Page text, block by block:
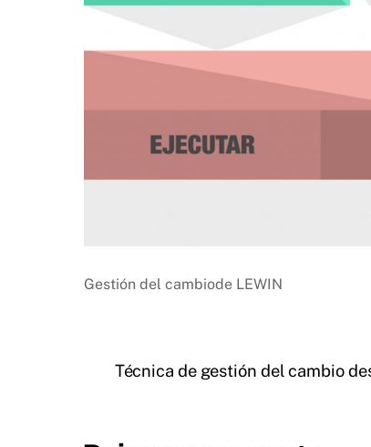
Gestión del cambiode LEWIN
Técnica de gestión del cambio